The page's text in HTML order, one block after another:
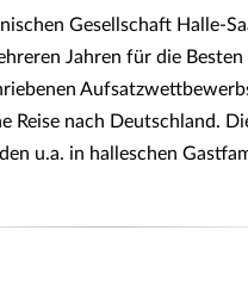
Gesellschaft Halle-
Jahren für die Besten
Reise nach Deutschland.
u.a. in halleschen